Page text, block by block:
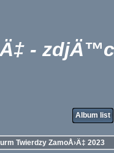
-
Album list
Twierdzy ZamoÅ›Ä‡ 2023